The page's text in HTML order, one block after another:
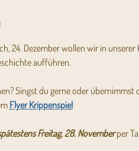
24. Dezember wollen wir in
aufführen.
Singst du gerne oder übernimmst
Flyer Krippenspiel
Freitag, 28. November per